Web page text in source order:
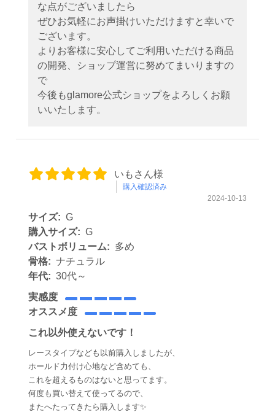
な点がございましたら
ぜひお気軽にお声掛けいただけますと幸いで
ございます。
よりお客様に安心してご利用いただける商品
の開発、ショップ運営に努めてまいりますの
で
今後もglamore公式ショップをよろしくお願
いいたします。
いもさん様
購入確認済み
2024-10-13
サイズ: G
購入サイズ: G
バストボリューム: 多め
骨格: ナチュラル
年代: 30代～
実感度
オススメ度
これ以外使えないです！
レースタイプなども以前購入しましたが、
ホールド力付け心地など含めても、
これを超えるものはないと思ってます。
何度も買い替えて使ってるので、
またへたってきたら購入します✨